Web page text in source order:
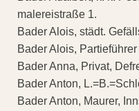
malereistraße 1.
Bader Alois, städt.
Bader Alois,
Bader Anna, Privat,
Bader Anton,
Bader Anton, Maurer,